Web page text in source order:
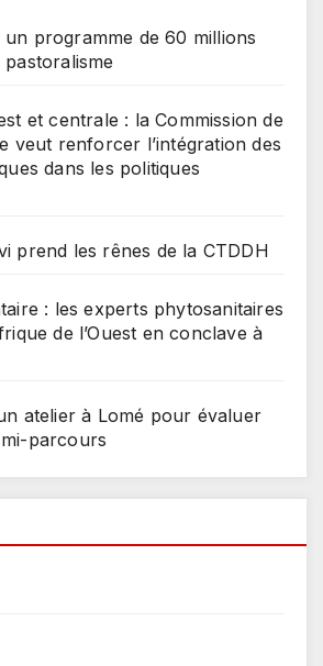
un programme de 60 millions
et centrale : la Commission de
veut renforcer l’intégration des
dans les politiques
prend les rênes de la CTDDH
: les experts phytosanitaires
de l’Ouest en conclave à
atelier à Lomé pour évaluer
parcours